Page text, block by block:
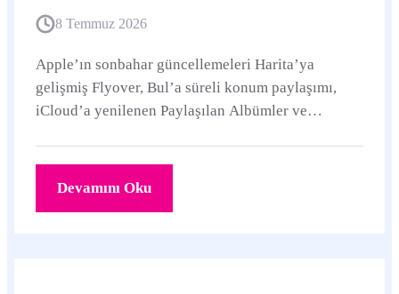
8 Temmuz 2026
Apple’ın sonbahar güncellemeleri Harita’ya
gelişmiş Flyover, Bul’a süreli konum paylaşımı,
iCloud’a yenilenen Paylaşılan Albümler ve
Devamını Oku